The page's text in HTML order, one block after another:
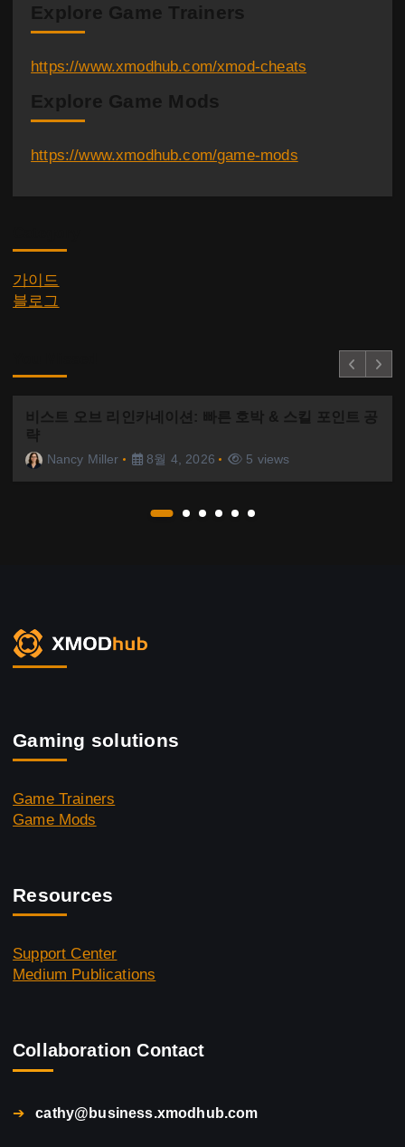
Explore Game Trainers
https://www.xmodhub.com/xmod-cheats
Explore Game Mods
https://www.xmodhub.com/game-mods
가이드
블로그
비스트 오브 리인카네이션: 빠른 호박 & 스킬 포인트 공
략
Nancy Miller 8월 4, 2026 5 views
Gaming solutions
Game Trainers
Game Mods
Resources
Support Center
Medium Publications
Collaboration Contact
➔ cathy@business.xmodhub.com